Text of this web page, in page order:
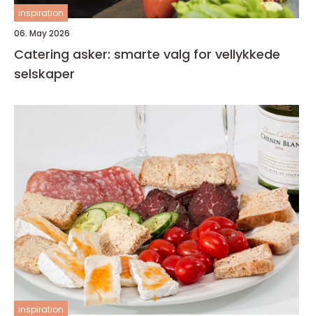
inspiration
06. May 2026
Catering asker: smarte valg for vellykkede
selskaper
inspiration